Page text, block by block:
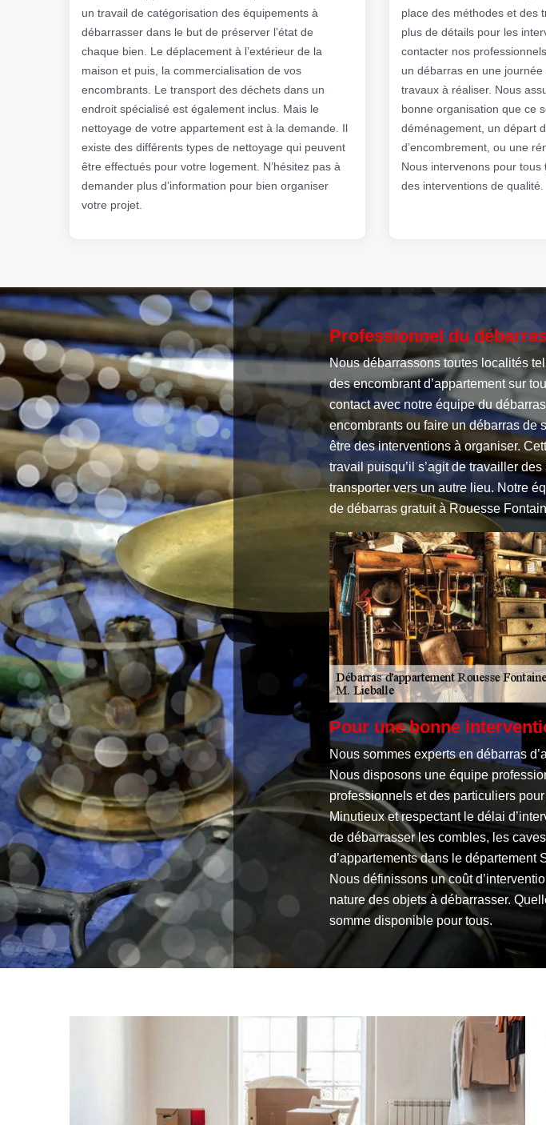
un travail de catégorisation des équipements à
débarrasser dans le but de préserver l’état de
chaque bien. Le déplacement à l’extérieur de la
maison et puis, la commercialisation de vos
encombrants. Le transport des déchets dans un
endroit spécialisé est également inclus. Mais le
nettoyage de votre appartement est à la demande. Il
existe des différents types de nettoyage qui peuvent
être effectués pour votre logement. N’hésitez pas à
demander plus d’information pour bien organiser
votre projet.
place des méthodes et des
plus de détails pour les
contacter nos
un débarras en une journée
travaux à réaliser. Nous
bonne organisation que ce
déménagement, un départ
d’encombrement, ou une
Nous intervenons pour
des interventions de qualité.
Professionnel du
Nous débarrassons toutes localités
des encombrant d’appartement sur
contact avec notre équipe du
encombrants ou faire un débarras de
être des interventions à organiser.
travail puisqu’il s’agit de travailler
transporter vers un autre lieu. Notre
de débarras gratuit à Rouesse
Pour une bonne
Nous sommes experts en débarras
Nous disposons une équipe
professionnels et des particuliers
Minutieux et respectant le délai
de débarrasser les combles, les
d’appartements dans le département
Nous définissons un coût
nature des objets à débarrasser.
somme disponible pour tous.